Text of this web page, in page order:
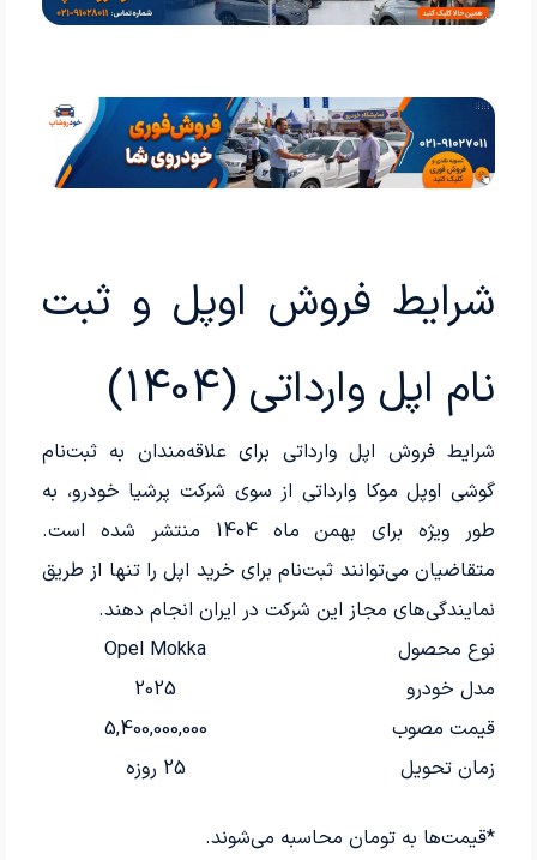
شرایط فروش اوپل و ثبت
نام اپل وارداتی (1404)
شرایط فروش اپل وارداتی برای علاقه‌مندان به ثبت‌نام
گوشی اوپل موکا وارداتی از سوی شرکت پرشیا خودرو، به
طور ویژه برای بهمن ماه 1404 منتشر شده است.
متقاضیان می‌توانند ثبت‌نام برای خرید اپل را تنها از طریق
نمایندگی‌های مجاز این شرکت در ایران انجام دهند.
نوع محصول
Opel Mokka
مدل خودرو
2025
قیمت مصوب
5,400,000,000
زمان تحویل
25 روزه
*قیمت‌ها به تومان محاسبه می‌شوند.